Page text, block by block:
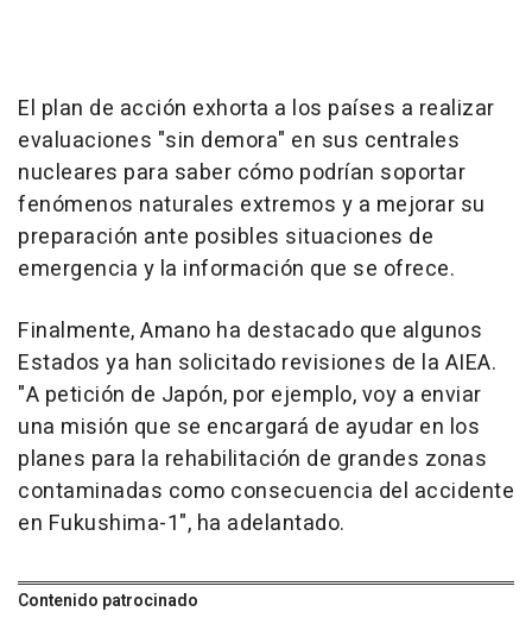
El plan de acción exhorta a los países a realizar
evaluaciones "sin demora" en sus centrales
nucleares para saber cómo podrían soportar
fenómenos naturales extremos y a mejorar su
preparación ante posibles situaciones de
emergencia y la información que se ofrece.
Finalmente, Amano ha destacado que algunos
Estados ya han solicitado revisiones de la AIEA.
"A petición de Japón, por ejemplo, voy a enviar
una misión que se encargará de ayudar en los
planes para la rehabilitación de grandes zonas
contaminadas como consecuencia del accidente
en Fukushima-1", ha adelantado.
Contenido patrocinado